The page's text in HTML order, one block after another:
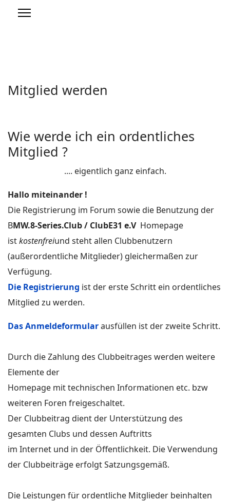
Mitglied werden
Wie werde ich ein ordentliches
Mitglied ?
.... eigentlich ganz einfach.
Hallo miteinander !
Die Registrierung im Forum sowie die Benutzung der
BMW.8-Series.Club / ClubE31 e.V Homepage
istkostenfreiund steht allen Clubbenutzern
(außerordentliche Mitglieder) gleichermaßen zur
Verfügung.
Die Registrierung ist der erste Schritt ein ordentliches
Mitglied zu werden.
Das Anmeldeformularausfüllen ist der zweite Schritt.
Durch die Zahlung des Clubbeitrages werden weitere
Elemente der
Homepage mit technischen Informationen etc. bzw
weiteren Foren freigeschaltet.
Der Clubbeitrag dient der Unterstützung des
gesamten Clubs und dessen Auftritts
im Internet und in der Öffentlichkeit. Die Verwendung
der Clubbeiträge erfolgt Satzungsgemäß.
Die Leistungen für ordentliche Mitglieder beinhalten